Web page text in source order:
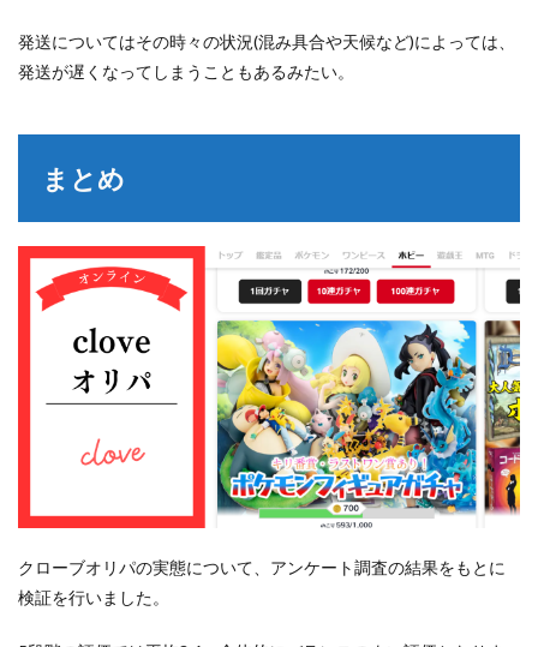
発送についてはその時々の状況(混み具合や天候など)によっては、
発送が遅くなってしまうこともあるみたい。
まとめ
クローブオリパの実態について、アンケート調査の結果をもとに
検証を行いました。